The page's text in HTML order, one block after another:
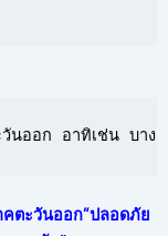
ออก อาทิเช่น บาง
ตะวันออก“ปลอดภัย